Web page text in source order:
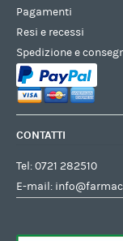
Pagamenti
Resi e recessi
Spedizione e
CONTATTI
Tel:0721 282510
E-mail: